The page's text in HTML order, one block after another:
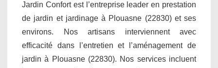
Jardin Confort est l’entreprise leader en prestation
de jardin et jardinage à Plouasne (22830) et ses
environs. Nos artisans interviennent avec
efficacité dans l’entretien et l’aménagement de
jardin à Plouasne (22830). Nos services incluent